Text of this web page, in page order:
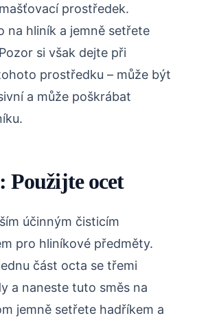
prostředek.
na hliník a jemně setřete
si však dejte při
prostředku – může být
a může poškrábat
Použijte ocet
účinným čisticím
pro hliníkové předměty.
část octa se třemi
a naneste tuto směs na
jemně setřete hadříkem a